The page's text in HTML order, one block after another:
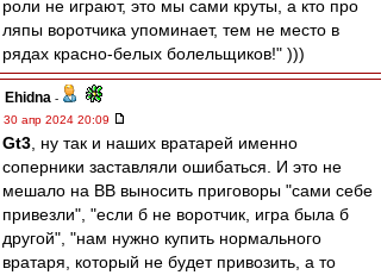
роли не играют, это мы сами круты, а кто про
ляпы воротчика упоминает, тем не место в
рядах красно-белых болельщиков!" )))
Ehidna -
30 апр 2024 20:09
Gt3 , ну так и наших вратарей именно
соперники заставляли ошибаться. И это не
мешало на ВВ выносить приговоры "сами себе
привезли", "если б не воротчик, игра была б
другой", "нам нужно купить нормального
вратаря, который не будет привозить, а то